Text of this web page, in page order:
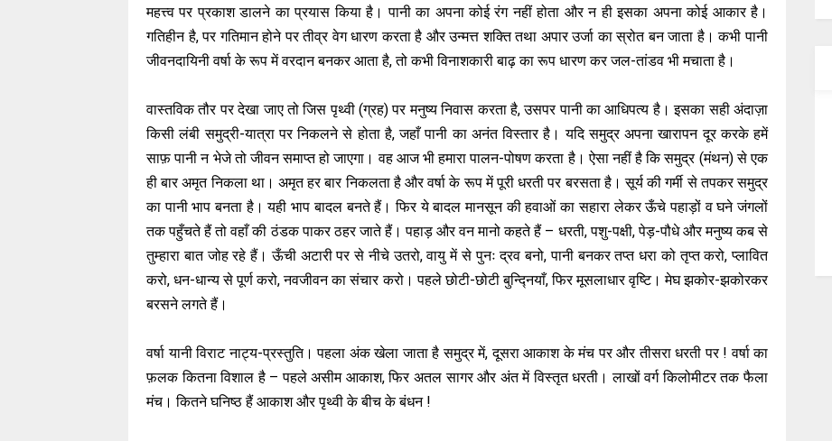
महत्त्व पर प्रकाश डालने का प्रयास किया है। पानी का अपना कोई रंग नहीं होता और न ही इसका अपना कोई आकार है।
गतिहीन है, पर गतिमान होने पर तीव्र वेग धारण करता है और उन्मत्त शक्ति तथा अपार उर्जा का स्रोत बन जाता है। कभी पानी
जीवनदायिनी वर्षा के रूप में वरदान बनकर आता है, तो कभी विनाशकारी बाढ़ का रूप धारण कर जल-तांडव भी मचाता है।
वास्तविक तौर पर देखा जाए तो जिस पृथ्वी (ग्रह) पर मनुष्य निवास करता है, उसपर पानी का आधिपत्य है। इसका सही अंदाज़ा
किसी लंबी समुद्री-यात्रा पर निकलने से होता है, जहाँ पानी का अनंत विस्तार है। यदि समुद्र अपना खारापन दूर करके हमें
साफ़ पानी न भेजे तो जीवन समाप्त हो जाएगा। वह आज भी हमारा पालन-पोषण करता है। ऐसा नहीं है कि समुद्र (मंथन) से एक
ही बार अमृत निकला था। अमृत हर बार निकलता है और वर्षा के रूप में पूरी धरती पर बरसता है। सूर्य की गर्मी से तपकर समुद्र
का पानी भाप बनता है। यही भाप बादल बनते हैं। फिर ये बादल मानसून की हवाओं का सहारा लेकर ऊँचे पहाड़ों व घने जंगलों
तक पहुँचते हैं तो वहाँ की ठंडक पाकर ठहर जाते हैं। पहाड़ और वन मानो कहते हैं – धरती, पशु-पक्षी, पेड़-पौधे और मनुष्य कब से
तुम्हारा बात जोह रहे हैं। ऊँची अटारी पर से नीचे उतरो, वायु में से पुनः द्रव बनो, पानी बनकर तप्त धरा को तृप्त करो, प्लावित
करो, धन-धान्य से पूर्ण करो, नवजीवन का संचार करो। पहले छोटी-छोटी बुन्द्नियाँ, फिर मूसलाधार वृष्टि। मेघ झकोर-झकोरकर
बरसने लगते हैं।
वर्षा यानी विराट नाट्य-प्रस्तुति। पहला अंक खेला जाता है समुद्र में, दूसरा आकाश के मंच पर और तीसरा धरती पर ! वर्षा का
फ़लक कितना विशाल है – पहले असीम आकाश, फिर अतल सागर और अंत में विस्तृत धरती। लाखों वर्ग किलोमीटर तक फैला
मंच। कितने घनिष्ठ हैं आकाश और पृथ्वी के बीच के बंधन !